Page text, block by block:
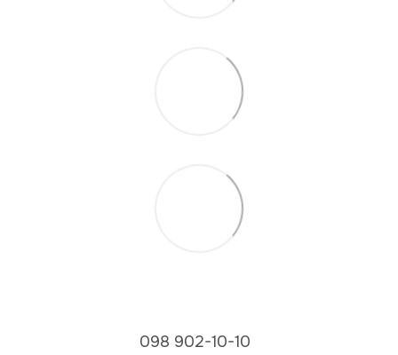
098 902-10-10